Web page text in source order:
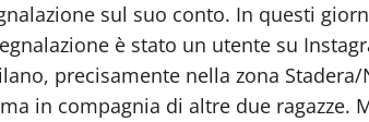
sul suo conto. In questi
è stato un utente su
precisamente nella zona Stadera/
in compagnia di altre due ragazze.